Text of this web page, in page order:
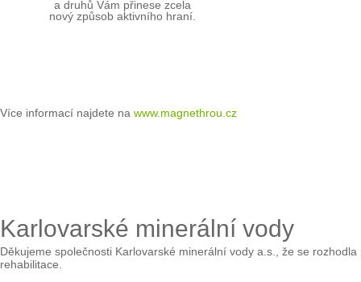
a druhů Vám přinese zcela
nový způsob aktivního hraní.
Více informací najdete na www.magnethrou.cz
Karlovarské minerální vody
Děkujeme společnosti Karlovarské minerální vody a.s., že se
rehabilitace.